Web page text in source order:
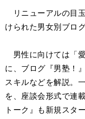
リニューアルの目
けられた男女別ブロ
男性に向けては「
に、ブログ『男塾！
スキルなどを解説。
を、座談会形式で連
トーク』も新規スタ